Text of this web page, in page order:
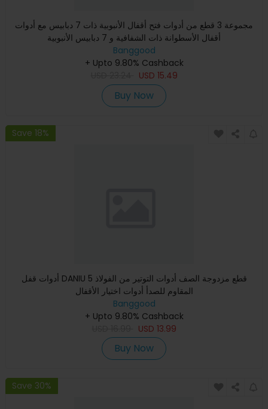
مجموعة 3 قطع من أدوات فتح أقفال الأنبوبية ذات 7 دبابيس مع أدوات
أقفال الأسطوانة ذات الشفافية و 7 دبابيس الأنبوبية
Banggood
+ Upto 9.80% Cashback
USD 15.49
Buy Now
Save 18%
أدوات قفل DANIU 5 قطع مزدوجة الصف أدوات التوتير من الفولاذ
المقاوم للصدأ أدوات اختيار الأقفال
Banggood
+ Upto 9.80% Cashback
USD 13.99
Buy Now
Save 30%